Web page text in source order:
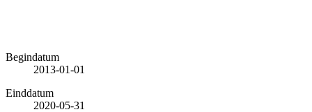
Begindatum
2013-01-01
Einddatum
2020-05-31